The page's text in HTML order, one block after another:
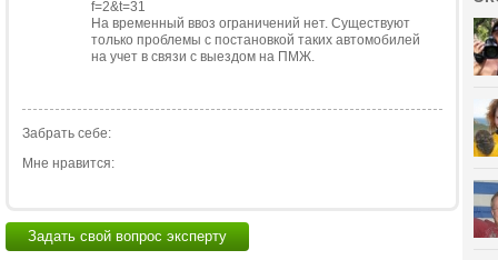
f=2&t=31
На временный ввоз ограничений нет. Существуют
только проблемы с постановкой таких автомобилей
на учет в связи с выездом на ПМЖ.
Забрать себе:
Мне нравится:
Задать свой вопрос эксперту